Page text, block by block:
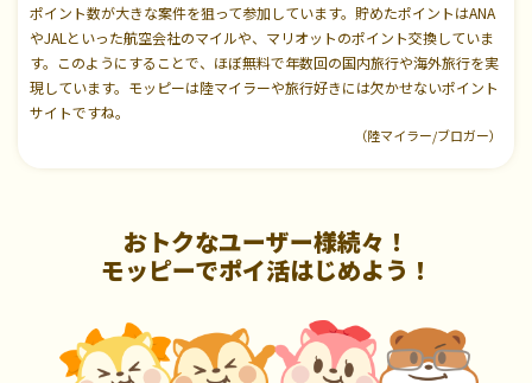
ポイント数が大きな案件を狙って参加しています。貯めたポイントはANA
やJALといった航空会社のマイルや、マリオットのポイント交換していま
す。このようにすることで、ほぼ無料で年数回の国内旅行や海外旅行を実
現しています。モッピーは陸マイラーや旅行好きには欠かせないポイント
サイトですね。
（陸マイラー/ブロガー）
おトクなユーザー様続々！
モッピーでポイ活はじめよう！